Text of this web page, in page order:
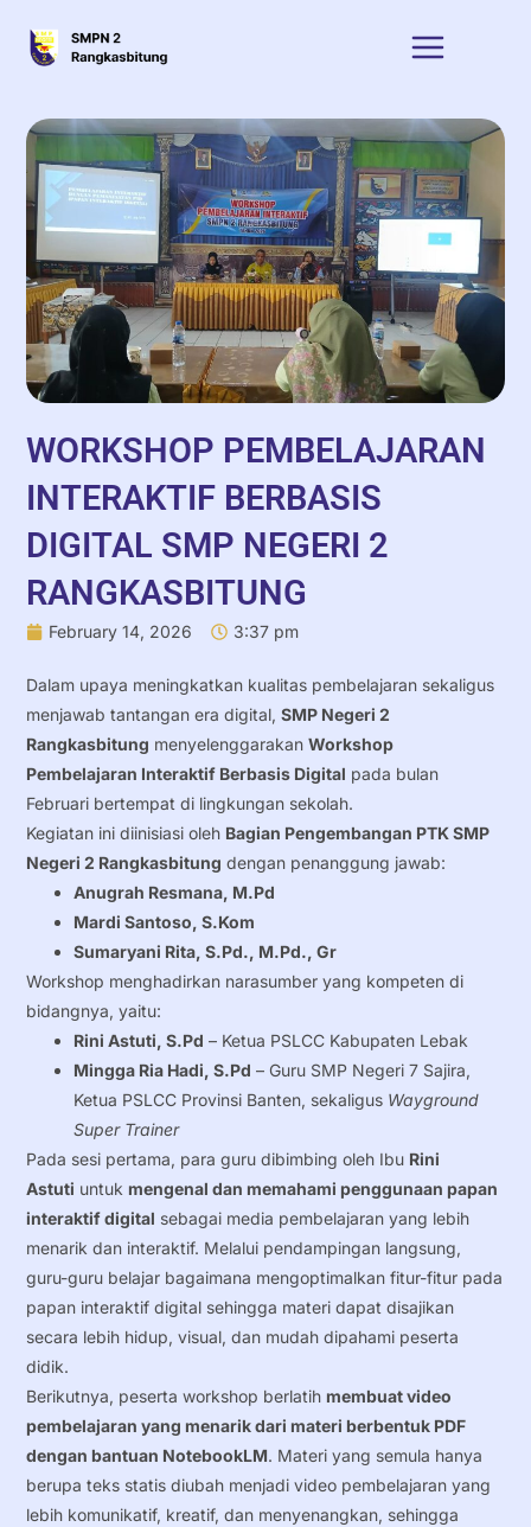
WORKSHOP PEMBELAJARAN
INTERAKTIF BERBASIS
DIGITAL SMP NEGERI 2
RANGKASBITUNG
February 14, 2026 3:37 pm
Dalam upaya meningkatkan kualitas pembelajaran sekaligus
menjawab tantangan era digital,SMP Negeri 2
Rangkasbitung menyelenggarakanWorkshop
Pembelajaran Interaktif Berbasis Digital pada bulan
Februari bertempat di lingkungan sekolah.
Kegiatan ini diinisiasi oleh Bagian Pengembangan PTK SMP
Negeri 2 Rangkasbitung dengan penanggung jawab:
Anugrah Resmana, M.Pd
Mardi Santoso, S.Kom
Sumaryani Rita, S.Pd., M.Pd., Gr
Workshop menghadirkan narasumber yang kompeten di
bidangnya, yaitu:
Rini Astuti, S.Pd – Ketua PSLCC Kabupaten Lebak
Mingga Ria Hadi, S.Pd – Guru SMP Negeri 7 Sajira,
Ketua PSLCC Provinsi Banten, sekaligus Wayground
Super Trainer
Pada sesi pertama, para guru dibimbing oleh Ibu Rini
Astuti untuk mengenal dan memahami penggunaan papan
interaktif digital sebagai media pembelajaran yang lebih
menarik dan interaktif. Melalui pendampingan langsung,
guru-guru belajar bagaimana mengoptimalkan fitur-fitur pada
papan interaktif digital sehingga materi dapat disajikan
secara lebih hidup, visual, dan mudah dipahami peserta
didik.
Berikutnya, peserta workshop berlatih membuat video
pembelajaran yang menarik dari materi berbentuk PDF
dengan bantuan NotebookLM. Materi yang semula hanya
berupa teks statis diubah menjadi video pembelajaran yang
lebih komunikatif, kreatif, dan menyenangkan, sehingga